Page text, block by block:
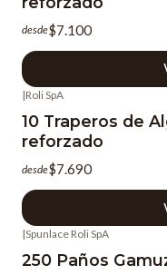
desde$7.100
|Roli SpA
10 Traperos de
reforzado
desde$7.690
|Spunlace Roli SpA
250 Paños